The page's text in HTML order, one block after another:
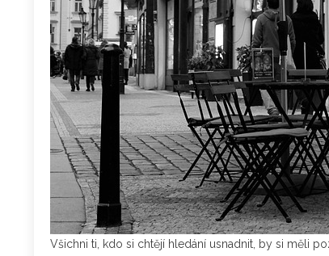
Všichni ti, kdo si chtějí hledání usnadnit, by si měli